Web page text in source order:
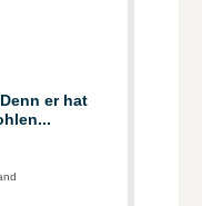
er hat